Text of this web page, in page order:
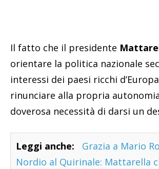
Il fatto che il presidente
orientare la politica nazionale
interessi dei paesi ricchi
rinunciare alla propria
doverosa necessità di darsi un
Leggi anche:
Grazia a Mario
Nordio al Quirinale: Mattarella